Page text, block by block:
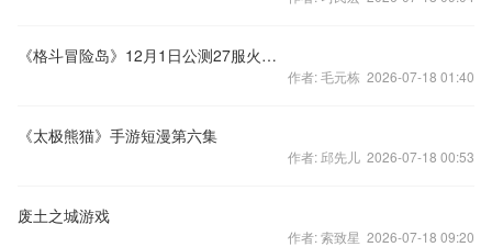
《格斗冒险岛》12月1日公测27服火爆开启
作者: 毛元栋 2026-07-18 01:40
《太极熊猫》手游短漫第六集
作者: 邱先儿 2026-07-18 00:53
废土之城游戏
作者: 索致星 2026-07-18 09:20